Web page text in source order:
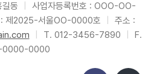
길동
사업자등록번호 : OOO-OO-
: 제2025-서울OO-0000호
주소 :
T. 012-3456-7890
F.
0000